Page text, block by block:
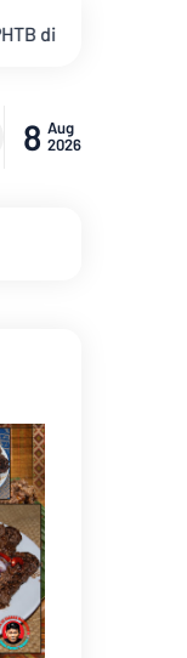
Sungai
8 Aug
2026